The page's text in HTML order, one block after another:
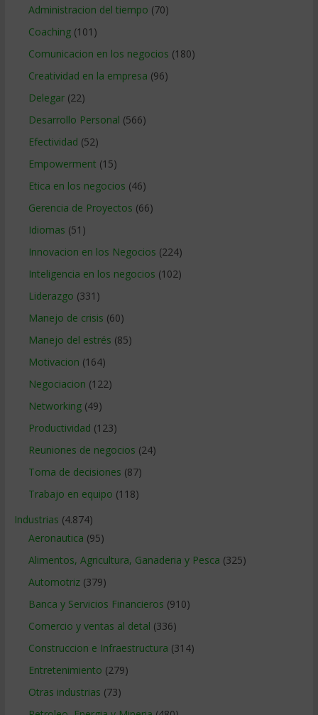
Administracion del tiempo (70)
Coaching(101)
Comunicacion en los negocios (180)
Creatividad en la empresa (96)
Delegar(22)
Desarrollo Personal (566)
Efectividad (52)
Empowerment (15)
Etica en los negocios (46)
Gerencia de Proyectos (66)
Idiomas (51)
Innovacion en los Negocios (224)
Inteligencia en los negocios (102)
Liderazgo (331)
Manejo de crisis (60)
Manejo del estrés (85)
Motivacion (164)
Negociacion (122)
Networking(49)
Productividad (123)
Reuniones de negocios (24)
Toma de decisiones (87)
Trabajo en equipo (118)
Industrias (4.874)
Aeronautica (95)
Alimentos, Agricultura, Ganaderia y Pesca (325)
Automotriz(379)
Banca y Servicios Financieros (910)
Comercio y ventas al detal (336)
Construccion e Infraestructura (314)
Entretenimiento (279)
Otras industrias (73)